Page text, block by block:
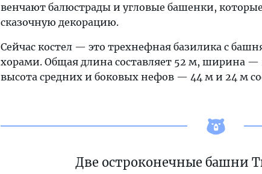
венчают балюстрады и угловые башенки,
сказочную декорацию.
Сейчас костел — это трехнефная базилика с
хорами. Общая длина составляет 52 м, ширина
высота средних и боковых нефов — 44 м и 24 м
Две остроконечные башни